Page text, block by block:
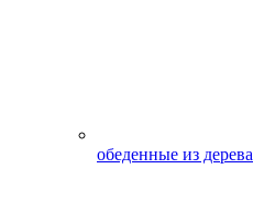
обеденные из дерева